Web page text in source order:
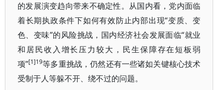
的发展演变趋向带来不确定性。从国内看，党内面临
着长期执政条件下如何有效防止内部出现“变质、变
色、变味”的风险挑战，国内经济社会发展面临“就业
和居民收入增长压力较大，民生保障存在短板弱
项”[1]19等多重挑战，仍然还有一些诸如关键核心技术
受制于人等躲不开、绕不过的问题。